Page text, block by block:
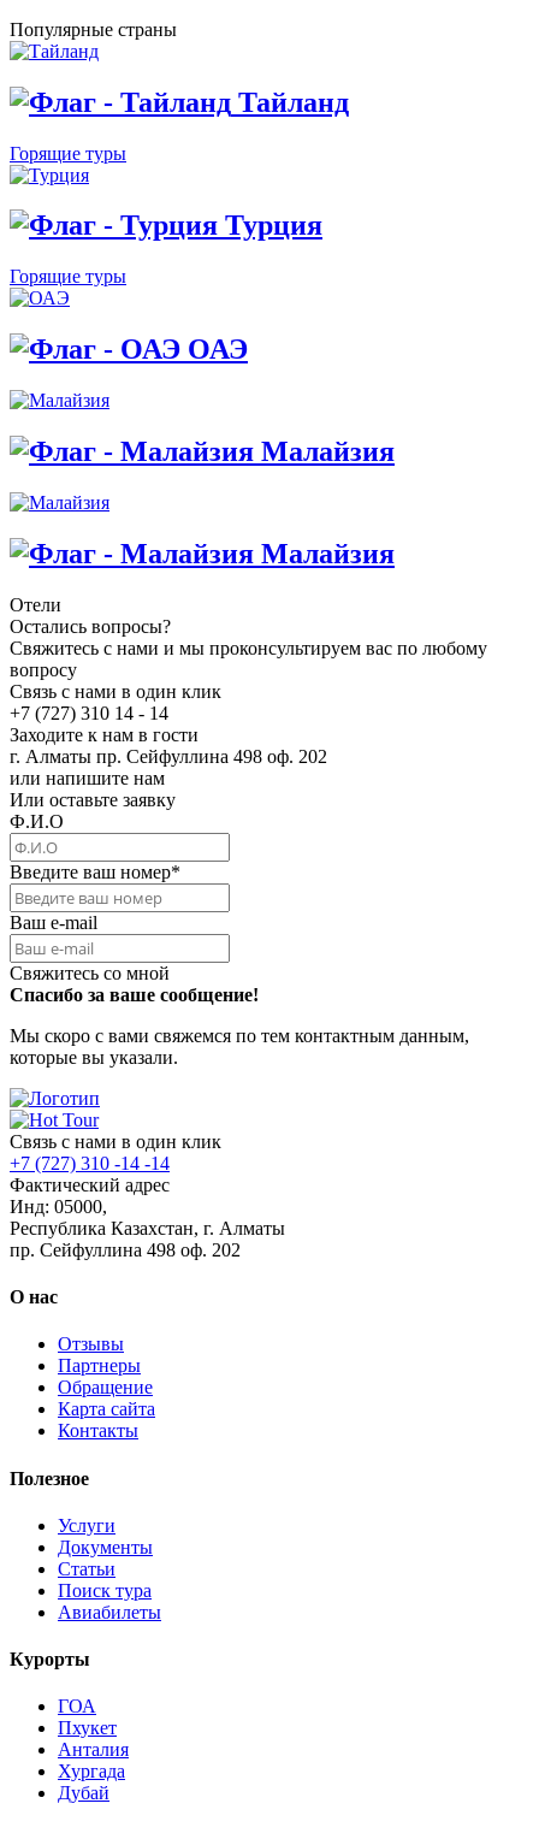
Популярные страны
Тайланд
Горящие туры
Турция
Горящие туры
ОАЭ
Малайзия
Малайзия
Отели
Остались вопросы?
Свяжитесь с нами и мы проконсультируем вас по любому
вопросу
Связь с нами в один клик
+7 (727) 310 14 - 14
Заходите к нам в гости
г. Алматы пр. Сейфуллина 498 оф. 202
или напишите нам
Или оставьте заявку
Ф.И.О
Введите ваш номер*
Ваш e-mail
Свяжитесь со мной
Спасибо за ваше сообщение!
Мы скоро с вами свяжемся по тем контактным данным,
которые вы указали.
Связь с нами в один клик
+7 (727) 310 -14 -14
Фактический адрес
Инд: 05000,
Республика Казахстан, г. Алматы
пр. Сейфуллина 498 оф. 202
О нас
Отзывы
Партнеры
Обращение
Карта сайта
Контакты
Полезное
Услуги
Документы
Статьи
Поиск тура
Авиабилеты
Курорты
ГОА
Пхукет
Анталия
Хургада
Дубай